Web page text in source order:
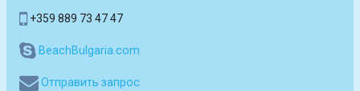
+359 889 73 47 47
BeachBulgaria.com
Отправить запрос